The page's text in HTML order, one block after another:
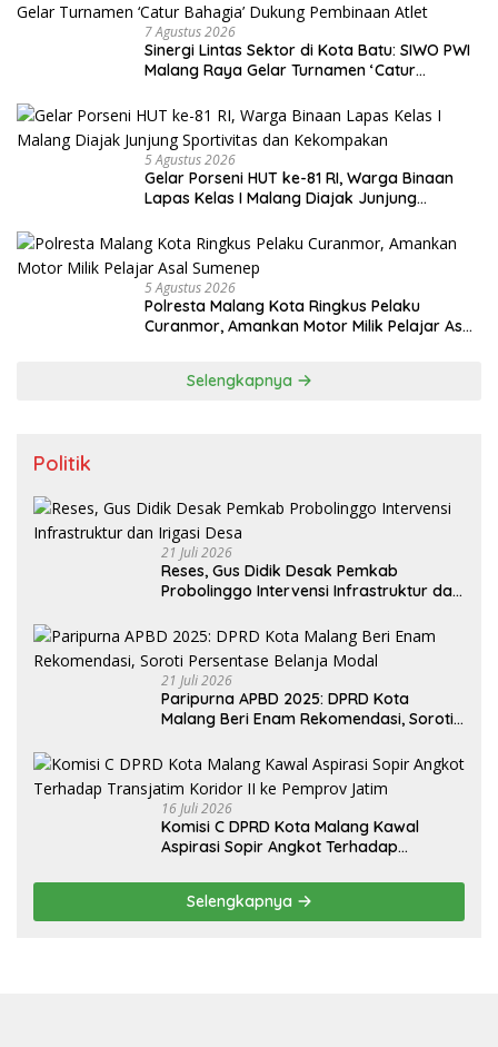
7 Agustus 2026
Sinergi Lintas Sektor di Kota Batu: SIWO PWI
Malang Raya Gelar Turnamen ‘Catur
5 Agustus 2026
Gelar Porseni HUT ke-81 RI, Warga Binaan
Lapas Kelas I Malang Diajak Junjung
5 Agustus 2026
Polresta Malang Kota Ringkus Pelaku
Curanmor, Amankan Motor Milik Pelajar Asal
Selengkapnya
Politik
21 Juli 2026
Reses, Gus Didik Desak Pemkab
Probolinggo Intervensi Infrastruktur dan
21 Juli 2026
Paripurna APBD 2025: DPRD Kota
Malang Beri Enam Rekomendasi, Soroti
16 Juli 2026
Komisi C DPRD Kota Malang Kawal
Aspirasi Sopir Angkot Terhadap
Selengkapnya